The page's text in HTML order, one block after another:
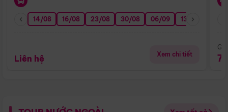
14/08 16/08 23/08 30/08 06/09 13/09
Liên hệ Xem chi tiết